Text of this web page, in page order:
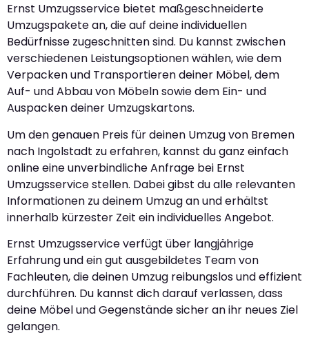
Ernst Umzugsservice bietet maßgeschneiderte
Umzugspakete an, die auf deine individuellen
Bedürfnisse zugeschnitten sind. Du kannst zwischen
verschiedenen Leistungsoptionen wählen, wie dem
Verpacken und Transportieren deiner Möbel, dem
Auf- und Abbau von Möbeln sowie dem Ein- und
Auspacken deiner Umzugskartons.
Um den genauen Preis für deinen Umzug von Bremen
nach Ingolstadt zu erfahren, kannst du ganz einfach
online eine unverbindliche Anfrage bei Ernst
Umzugsservice stellen. Dabei gibst du alle relevanten
Informationen zu deinem Umzug an und erhältst
innerhalb kürzester Zeit ein individuelles Angebot.
Ernst Umzugsservice verfügt über langjährige
Erfahrung und ein gut ausgebildetes Team von
Fachleuten, die deinen Umzug reibungslos und effizient
durchführen. Du kannst dich darauf verlassen, dass
deine Möbel und Gegenstände sicher an ihr neues Ziel
gelangen.